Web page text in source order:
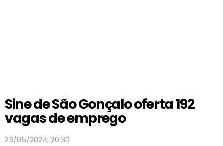
Sine de São Gonçalo oferta 192
vagas de emprego
23/05/2024, 20:30